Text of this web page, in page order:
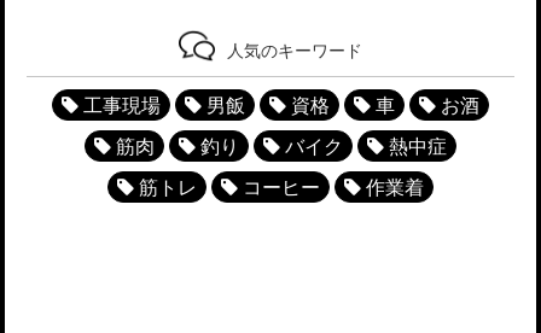
人気のキーワード
工事現場 男飯 資格 車
お酒
筋肉
釣り バイク
熱中症
筋トレ
コーヒー 作業着